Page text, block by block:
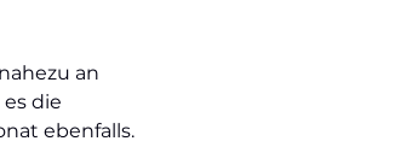
an
die
ebenfalls.